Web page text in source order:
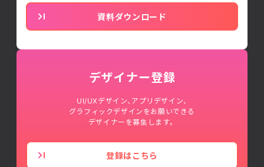
資料ダウンロード
デザイナー登録
UI/UXデザイン、アプリデザイン、
グラフィックデザインをお願いできる
デザイナーを募集します。
登録はこちら